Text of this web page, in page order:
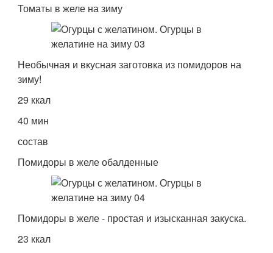
Томаты в желе на зиму
Необычная и вкусная заготовка из помидоров на
зиму!
29 ккал
40 мин
состав
Помидоры в желе обалденные
Помидоры в желе - простая и изысканная закуска.
23 ккал